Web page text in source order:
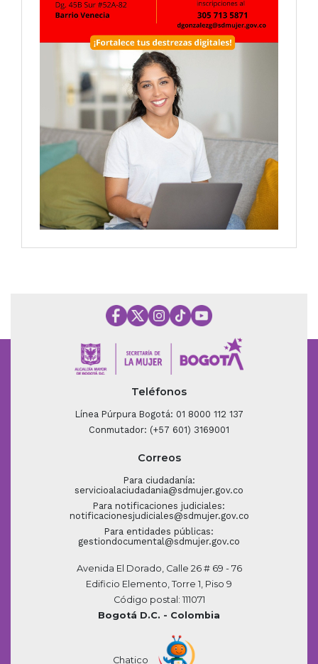
Teléfonos
Línea Púrpura Bogotá: 01 8000 112 137
Conmutador: (+57 601) 3169001
Correos
Para ciudadanía:
servicioalaciudadania@sdmujer.gov.co
Para notificaciones judiciales:
notificacionesjudiciales@sdmujer.gov.co
Para entidades públicas:
gestiondocumental@sdmujer.gov.co
Avenida El Dorado, Calle 26 # 69 - 76
Edificio Elemento, Torre 1, Piso 9
Código postal: 111071
Bogotá D.C. - Colombia
Chatico